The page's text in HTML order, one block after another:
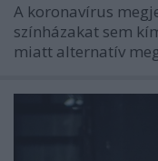
A koronavírus
színházakat sem
miatt alternatív